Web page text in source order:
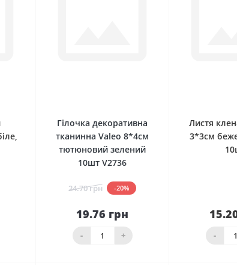
Гілочка декоративна
тканинна Valeo 8*4см
тютюновий зелений
10шт V2736
24.70 грн -20%
19.76 грн
- +
До
кошика
Листя
3*3см
-
Нема в